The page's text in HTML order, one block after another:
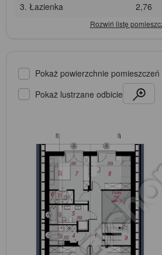
3. Łazienka
2,76
Pokaż powierzchnie pomieszczeń
Pokaż lustrzane odbicie